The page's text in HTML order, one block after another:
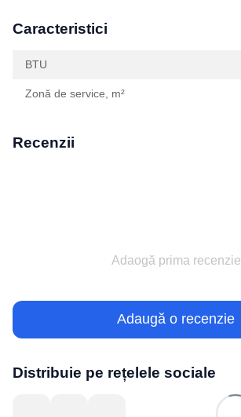
Caracteristici
BTU
Zonă de service, m²
Recenzii
Adaogă prima recenzie
Adaugă o recenzie
Distribuie pe rețelele sociale